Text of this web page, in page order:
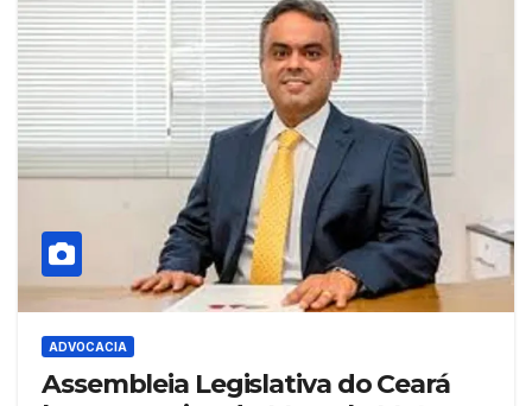
ADVOCACIA
Assembleia Legislativa do Ceará